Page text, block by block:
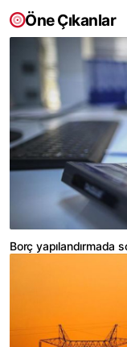
Öne Çıkanlar
Borç yapılandırmada